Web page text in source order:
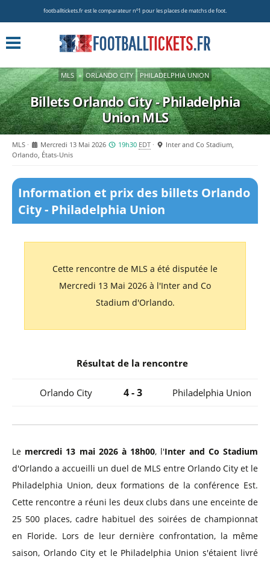
footballtickets.fr est le comparateur nº1 pour les places de matchs de foot.
MLS » ORLANDO CITY PHILADELPHIA UNION
Billets Orlando City - Philadelphia
UnionMLS
MLS Mercredi 13 Mai 2026 19h30 EDT
Inter and Co Stadium,
Orlando, États-Unis
Information et prix des billets Orlando
City - Philadelphia Union
Cette rencontre de MLS a été disputée le
Mercredi 13 Mai 2026 à l'Inter and Co
Stadium d'Orlando.
Résultat de la rencontre
Orlando City 4 - 3 Philadelphia Union
Le mercredi 13 mai 2026 à 18h00, l'Inter and Co Stadium
d'Orlando a accueilli un duel de MLS entre Orlando City et le
Philadelphia Union, deux formations de la conférence Est.
Cette rencontre a réuni les deux clubs dans une enceinte de
25 500 places, cadre habituel des soirées de championnat
en Floride. Lors de leur dernière confrontation, la même
saison, Orlando City et le Philadelphia Union s'étaient livré